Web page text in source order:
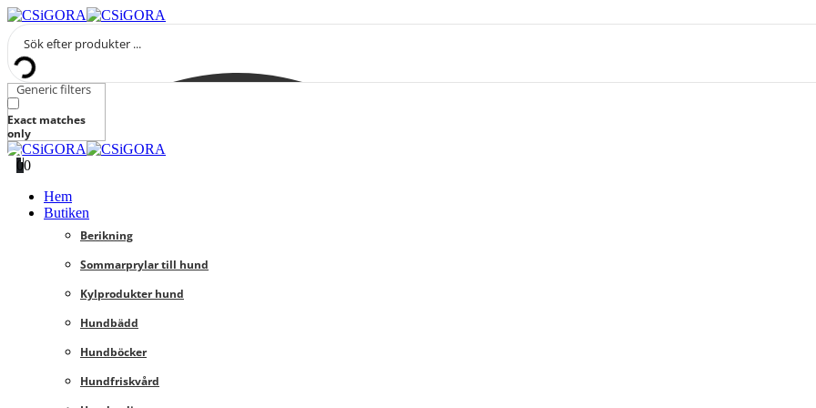
Generic filters
Exact matches
only
00
Hem
Butiken
Berikning
Sommarprylar till hund
Kylprodukter hund
Hundbädd
Hundböcker
Hundfriskvård